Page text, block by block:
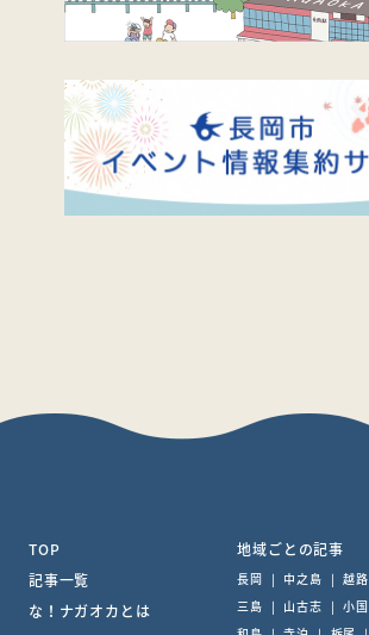
TOP
記事一覧
な！ナガオカとは
地域ごとの記事
長岡 | 中之島 | 越路
三島 | 山古志 | 小国